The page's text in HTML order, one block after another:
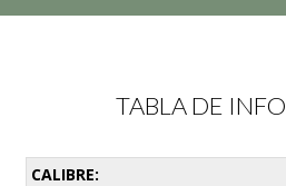
TABLA DE
CALIBRE: